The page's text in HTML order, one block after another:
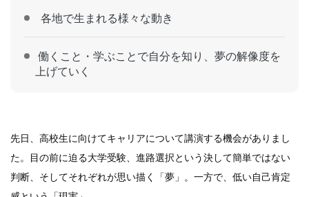
各地で生まれる様々な動き
働くこと・学ぶことで自分を知り、夢の解像度を
上げていく
先日、高校生に向けてキャリアについて講演する機会がありまし
た。目の前に迫る大学受験、進路選択という決して簡単ではない
判断、そしてそれぞれが思い描く「夢」。一方で、低い自己肯定